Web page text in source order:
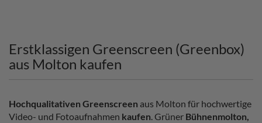
Erstklassigen Greenscreen (Greenbox)
aus Molton kaufen
Hochqualitativen Greenscreen aus Molton für hochwertige
Video- und Fotoaufnahmen kaufen. Grüner Bühnenmolton,